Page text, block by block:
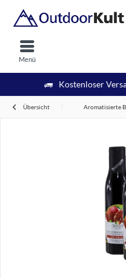
Kostenloser
Menü
Übersicht Aromatisierte